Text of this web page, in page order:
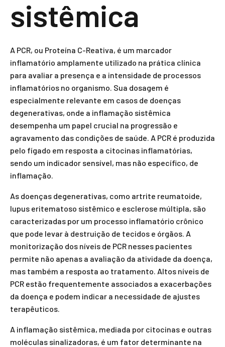
sistêmica
A PCR, ou Proteína C-Reativa, é um marcador
inflamatório amplamente utilizado na prática clínica
para avaliar a presença e a intensidade de processos
inflamatórios no organismo. Sua dosagem é
especialmente relevante em casos de doenças
degenerativas, onde a inflamação sistêmica
desempenha um papel crucial na progressão e
agravamento das condições de saúde. A PCR é produzida
pelo fígado em resposta a citocinas inflamatórias,
sendo um indicador sensível, mas não específico, de
inflamação.
As doenças degenerativas, como artrite reumatoide,
lupus eritematoso sistêmico e esclerose múltipla, são
caracterizadas por um processo inflamatório crônico
que pode levar à destruição de tecidos e órgãos. A
monitorização dos níveis de PCR nesses pacientes
permite não apenas a avaliação da atividade da doença,
mas também a resposta ao tratamento. Altos níveis de
PCR estão frequentemente associados a exacerbações
da doença e podem indicar a necessidade de ajustes
terapêuticos.
A inflamação sistêmica, mediada por citocinas e outras
moléculas sinalizadoras, é um fator determinante na